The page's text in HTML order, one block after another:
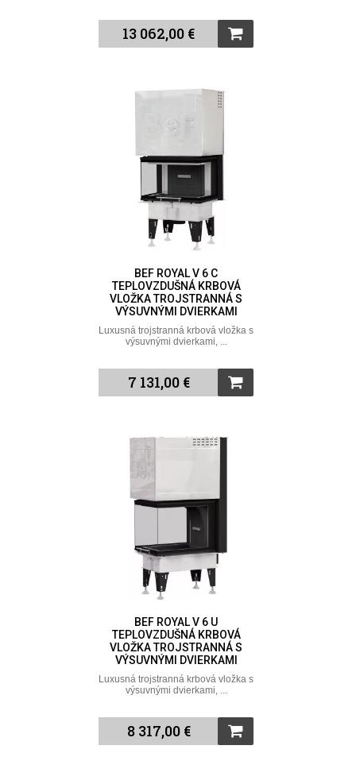
13 062,00 €
BEF ROYAL V 6 C
TEPLOVZDUŠNÁ KRBOVÁ
VLOŽKA TROJSTRANNÁ S
VÝSUVNÝMI DVIERKAMI
Luxusná trojstranná krbová vložka s
výsuvnými dvierkami, ...
7 131,00 €
BEF ROYAL V 6 U
TEPLOVZDUŠNÁ KRBOVÁ
VLOŽKA TROJSTRANNÁ S
VÝSUVNÝMI DVIERKAMI
Luxusná trojstranná krbová vložka s
výsuvnými dvierkami, ...
8 317,00 €